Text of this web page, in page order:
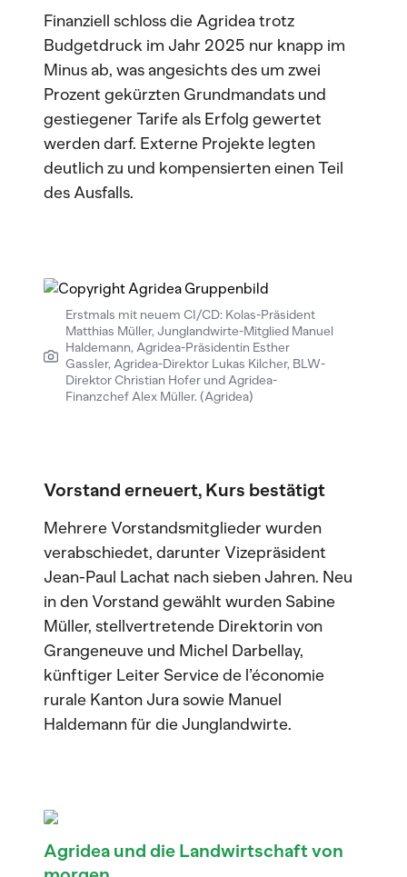
Finanziell schloss die Agridea trotz
Budgetdruck im Jahr 2025 nur knapp im
Minus ab, was angesichts des um zwei
Prozent gekürzten Grundmandats und
gestiegener Tarife als Erfolg gewertet
werden darf. Externe Projekte legten
deutlich zu und kompensierten einen Teil
des Ausfalls.
Erstmals mit neuem CI/CD: Kolas-Präsident
Matthias Müller, Junglandwirte-Mitglied Manuel
Haldemann, Agridea-Präsidentin Esther
Gassler, Agridea-Direktor Lukas Kilcher, BLW-
Direktor Christian Hofer und Agridea-
Finanzchef Alex Müller. (Agridea)
Vorstand erneuert, Kurs bestätigt
Mehrere Vorstandsmitglieder wurden
verabschiedet, darunter Vizepräsident
Jean-Paul Lachat nach sieben Jahren. Neu
in den Vorstand gewählt wurden Sabine
Müller, stellvertretende Direktorin von
Grangeneuve und Michel Darbellay,
künftiger Leiter Service de l’économie
rurale Kanton Jura sowie Manuel
Haldemann für die Junglandwirte.
Agridea und die Landwirtschaft von